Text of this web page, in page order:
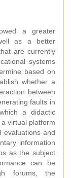
a greater
as a better
are currently
systems
based on
whether a
between
faults in
a didactic
virtual platform
evaluations and
information
as the subject
can be
forums, the